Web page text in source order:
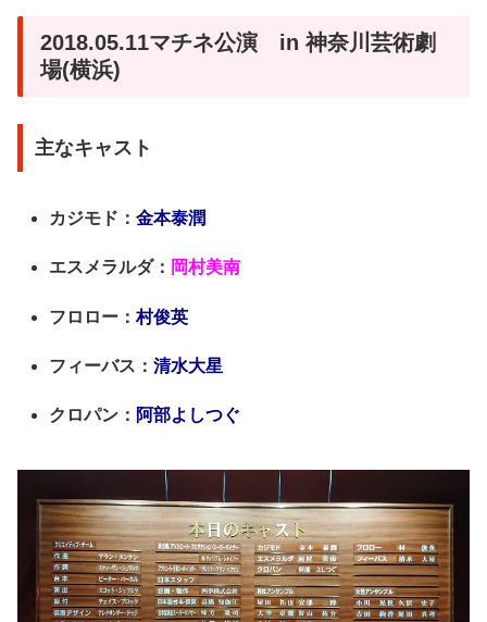
2018.05.11マチネ公演 in 神奈川芸術劇
場(横浜)
主なキャスト
カジモド：金本泰潤
エスメラルダ： 岡村美南
フロロー：村俊英
フィーバス：清水大星
クロパン： 阿部よしつぐ